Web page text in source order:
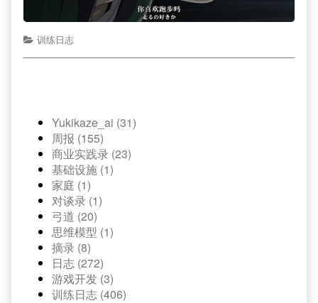
训练日志
Yukikaze_ai (31)
周报 (155)
商业实践录 (23)
基础设施 (1)
家庭 (1)
对谈录 (1)
弓道 (20)
思维模型 (1)
摘录 (8)
日志 (272)
游戏开发 (3)
训练日志 (406)